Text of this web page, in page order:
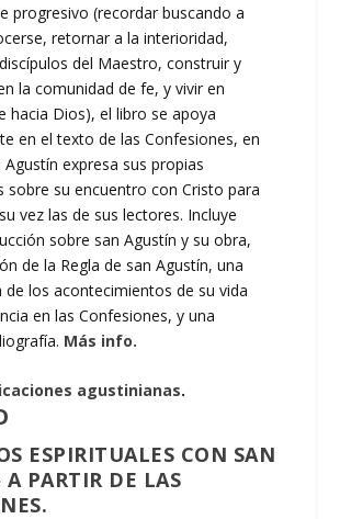
progresivo (recordar buscando a
retornar a la interioridad,
del Maestro, construir y
la comunidad de fe, y vivir en
hacia Dios), el libro se apoya
en el texto de las Confesiones, en
Agustín expresa sus propias
sobre su encuentro con Cristo para
vez las de sus lectores. Incluye
sobre san Agustín y su obra,
de la Regla de san Agustín, una
de los acontecimientos de su vida
en las Confesiones, y una
Más info.
agustinianas.
ESPIRITUALES CON SAN
PARTIR DE LAS